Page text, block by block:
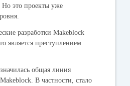
это проекты уже
разработки Makeblock
является преступлением
общая линия
В частности, стало